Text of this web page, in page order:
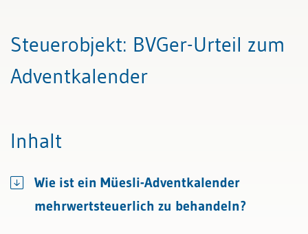
Steuerobjekt: BVGer-Urteil zum
Adventkalender
Inhalt
Wie ist ein Müesli-Adventkalender
mehrwertsteuerlich zu behandeln?